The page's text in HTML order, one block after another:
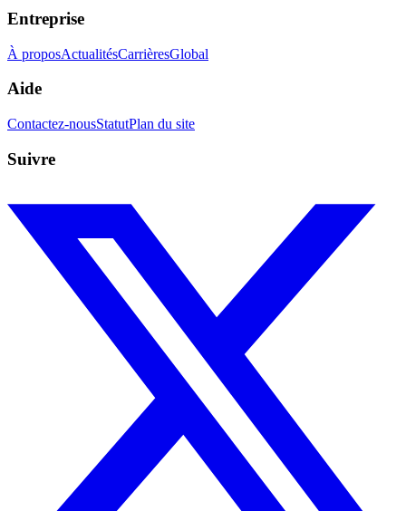
Entreprise
À proposActualitésCarrièresGlobal
Aide
Contactez-nousStatutPlan du site
Suivre